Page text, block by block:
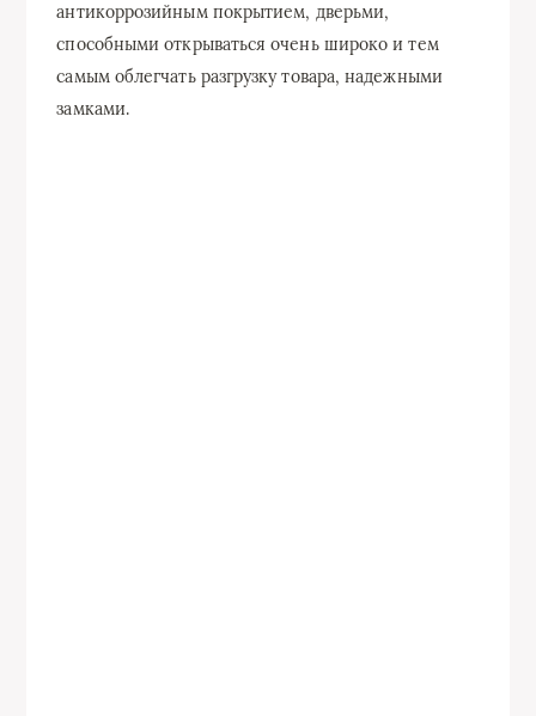
антикоррозийным покрытием, дверьми,
способными открываться очень широко и тем
самым облегчать разгрузку товара, надежными
замками.